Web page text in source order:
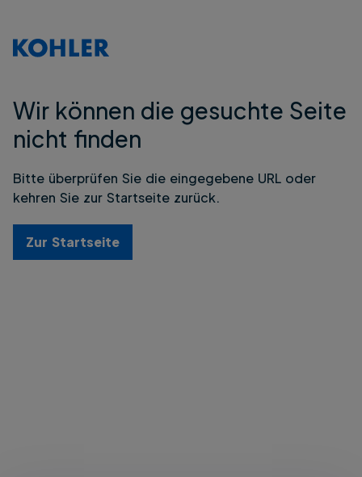
Wir können die gesuchte Seite
nicht finden
Bitte überprüfen Sie die eingegebene URL oder
kehren Sie zur Startseite zurück.
Zur Startseite